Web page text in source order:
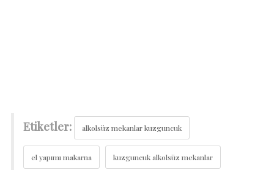
Etiketler: alkolsüz mekanlar kuzguncuk
el yapımı makarna kuzguncuk alkolsüz mekanlar